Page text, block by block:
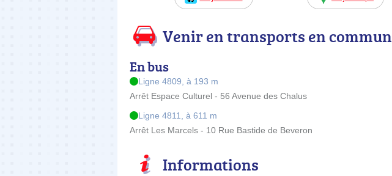
Venir en transports en commun
En bus
Ligne 4809, à 193 m
Arrêt Espace Culturel - 56 Avenue des Chalus
Ligne 4811, à 611 m
Arrêt Les Marcels - 10 Rue Bastide de Beveron
Informations